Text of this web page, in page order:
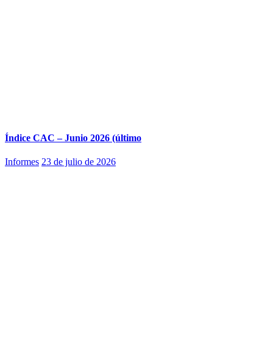
Índice CAC – Junio 2026 (último
Informes 23 de julio de 2026